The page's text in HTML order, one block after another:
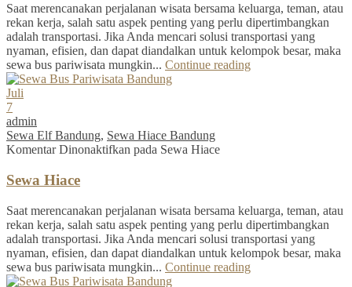
Saat merencanakan perjalanan wisata bersama keluarga, teman, atau
rekan kerja, salah satu aspek penting yang perlu dipertimbangkan
adalah transportasi. Jika Anda mencari solusi transportasi yang
nyaman, efisien, dan dapat diandalkan untuk kelompok besar, maka
sewa bus pariwisata mungkin... Continue reading
Juli
7
admin
Sewa Elf Bandung, Sewa Hiace Bandung
Komentar Dinonaktifkan pada Sewa Hiace
Sewa Hiace
Saat merencanakan perjalanan wisata bersama keluarga, teman, atau
rekan kerja, salah satu aspek penting yang perlu dipertimbangkan
adalah transportasi. Jika Anda mencari solusi transportasi yang
nyaman, efisien, dan dapat diandalkan untuk kelompok besar, maka
sewa bus pariwisata mungkin... Continue reading